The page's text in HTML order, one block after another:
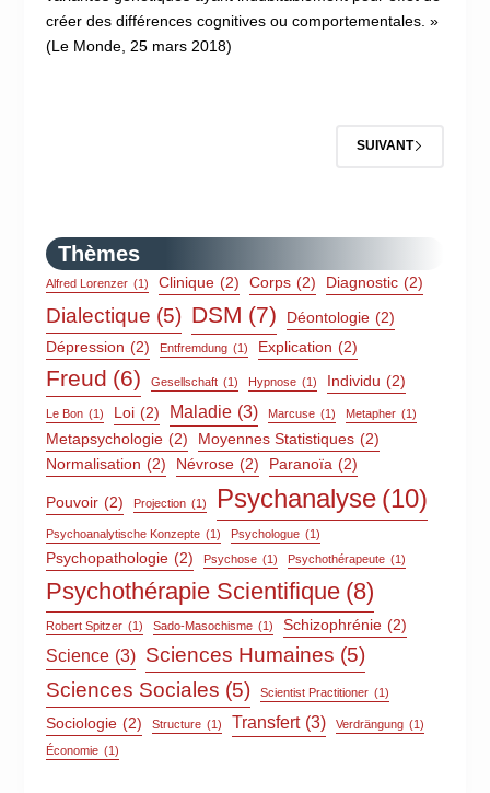
créer des différences cognitives ou comportementales. »
(Le Monde, 25 mars 2018)
SUIVANT
Thèmes
Alfred Lorenzer (1) Clinique (2) Corps (2) Diagnostic (2)
Dialectique (5) DSM (7) Déontologie (2)
Dépression (2) Entfremdung (1) Explication (2)
Freud (6) Gesellschaft (1) Hypnose (1) Individu (2)
Le Bon (1) Loi (2) Maladie (3) Marcuse (1) Metapher (1)
Metapsychologie (2) Moyennes Statistiques (2)
Normalisation (2) Névrose (2) Paranoïa (2)
Pouvoir (2) Projection (1) Psychanalyse (10)
Psychoanalytische Konzepte (1) Psychologue (1)
Psychopathologie (2) Psychose (1) Psychothérapeute (1)
Psychothérapie Scientifique (8)
Robert Spitzer (1) Sado-Masochisme (1) Schizophrénie (2)
Science (3) Sciences Humaines (5)
Sciences Sociales (5) Scientist Practitioner (1)
Sociologie (2) Structure (1) Transfert (3) Verdrängung (1)
Économie (1)